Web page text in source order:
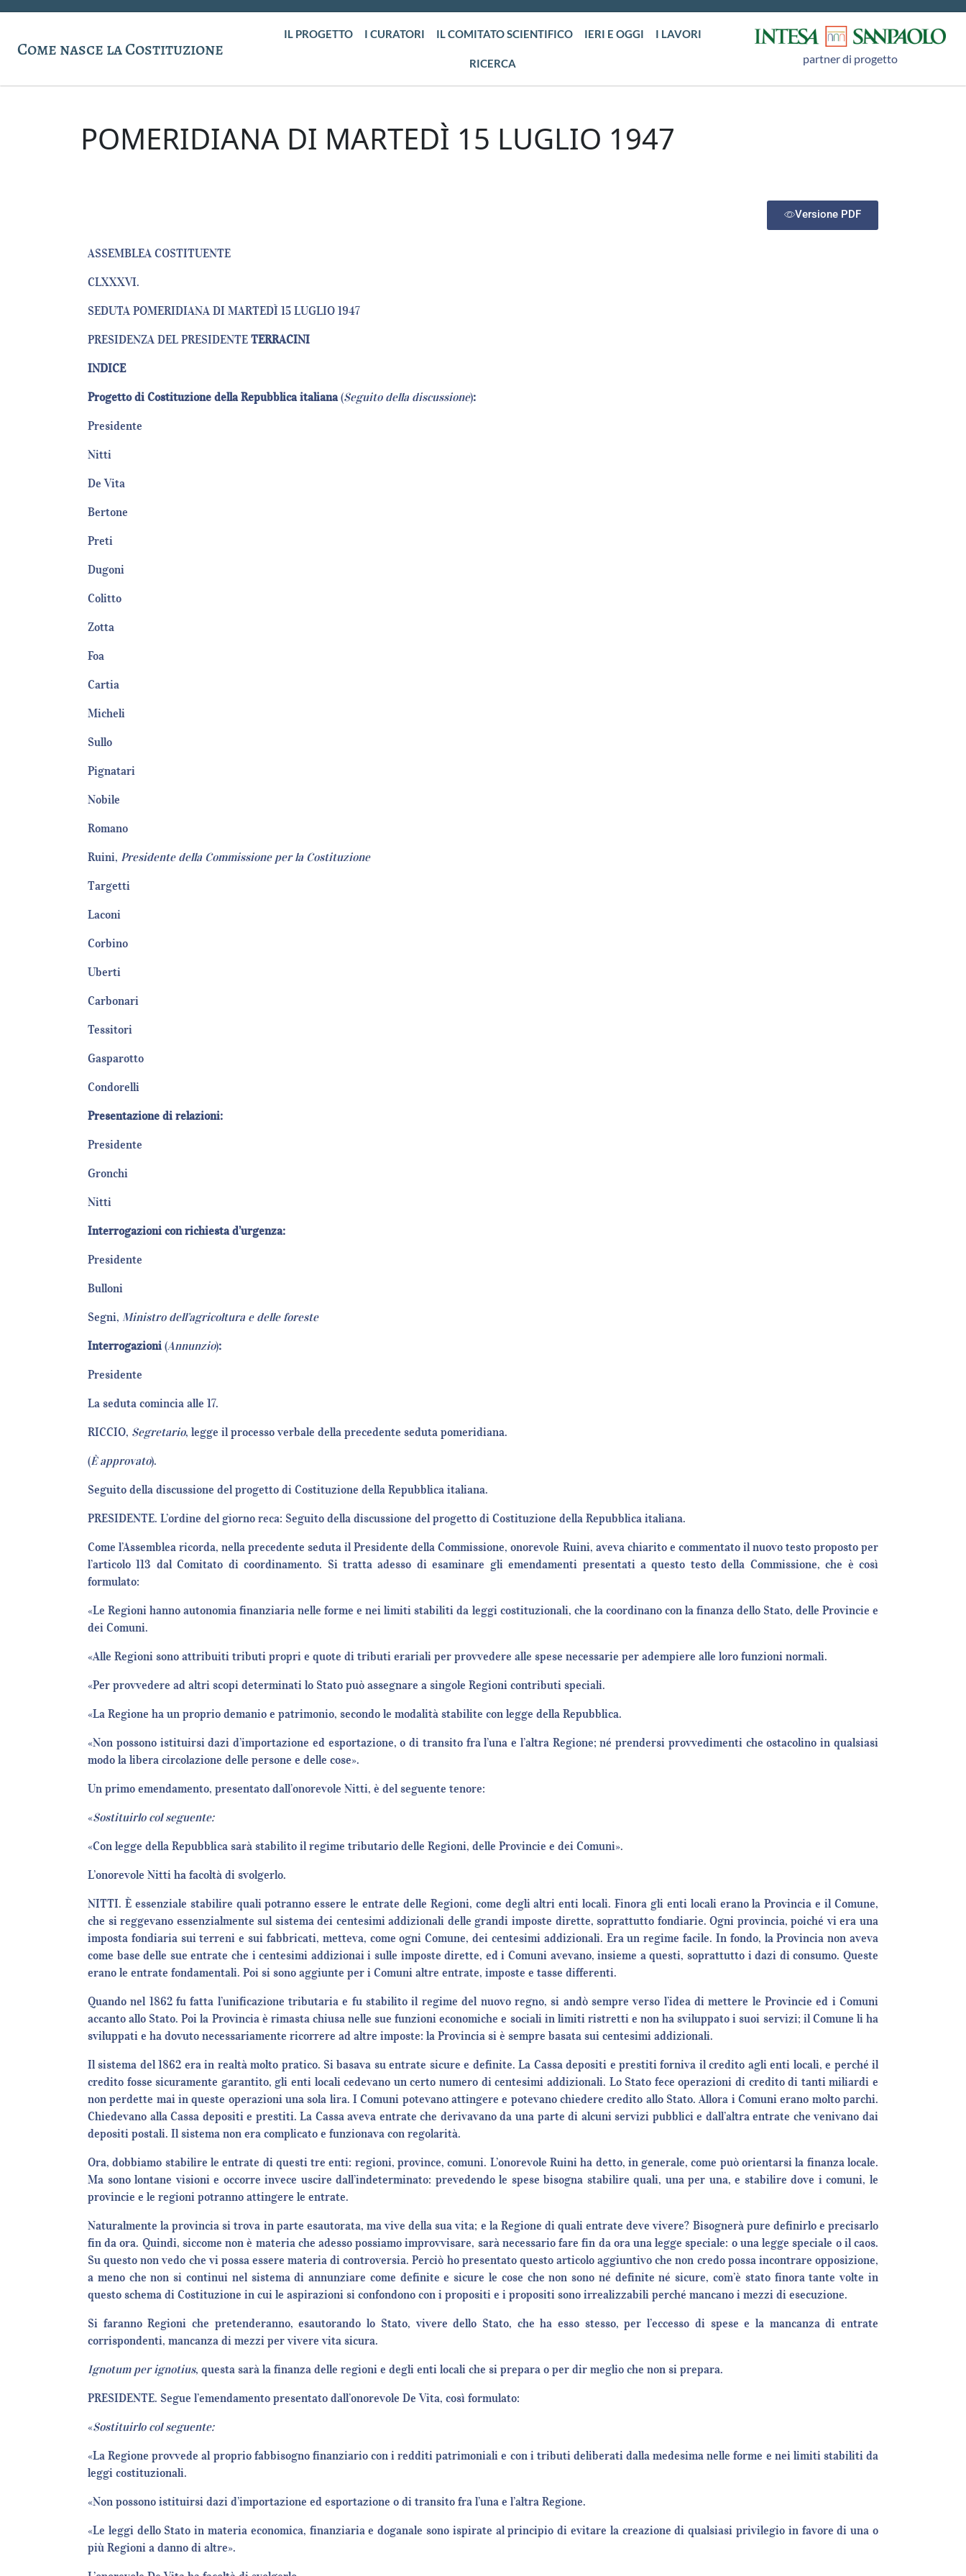
Come nasce la Costituzione
IL PROGETTO I CURATORI IL COMITATO SCIENTIFICO IERI E OGGI I LAVORI
RICERCA partner di progetto
POMERIDIANA DI MARTEDÌ 15 LUGLIO 1947
Versione PDF
ASSEMBLEA COSTITUENTE
CLXXXVI.
SEDUTA POMERIDIANA DI MARTEDÌ 15 LUGLIO 1947
PRESIDENZA DEL PRESIDENTE TERRACINI
INDICE
Progetto di Costituzione della Repubblica italiana(Seguito della discussione):
Presidente
Nitti
De Vita
Bertone
Preti
Dugoni
Colitto
Zotta
Foa
Cartia
Micheli
Sullo
Pignatari
Nobile
Romano
Ruini, Presidente della Commissione per la Costituzione
Targetti
Laconi
Corbino
Uberti
Carbonari
Tessitori
Gasparotto
Condorelli
Presentazione di relazioni:
Presidente
Gronchi
Nitti
Interrogazioni con richiesta d’urgenza:
Presidente
Bulloni
Segni, Ministro dell’agricoltura e delle foreste
Interrogazioni (Annunzio):
Presidente
La seduta comincia alle 17.
RICCIO, Segretario, legge il processo verbale della precedente seduta pomeridiana.
(È approvato).
Seguito della discussione del progetto di Costituzione della Repubblica italiana.
PRESIDENTE. L’ordine del giorno reca: Seguito della discussione del progetto di Costituzione della Repubblica italiana.
Come l’Assemblea ricorda, nella precedente seduta il Presidente della Commissione, onorevole Ruini, aveva chiarito e commentato il nuovo testo proposto per
l’articolo 113 dal Comitato di coordinamento. Si tratta adesso di esaminare gli emendamenti presentati a questo testo della Commissione, che è così
formulato:
«Le Regioni hanno autonomia finanziaria nelle forme e nei limiti stabiliti da leggi costituzionali, che la coordinano con la finanza dello Stato, delle Provincie e
dei Comuni.
«Alle Regioni sono attribuiti tributi propri e quote di tributi erariali per provvedere alle spese necessarie per adempiere alle loro funzioni normali.
«Per provvedere ad altri scopi determinati lo Stato può assegnare a singole Regioni contributi speciali.
«La Regione ha un proprio demanio e patrimonio, secondo le modalità stabilite con legge della Repubblica.
«Non possono istituirsi dazi d’importazione ed esportazione, o di transito fra l’una e l’altra Regione; né prendersi provvedimenti che ostacolino in qualsiasi
modo la libera circolazione delle persone e delle cose».
Un primo emendamento, presentato dall’onorevole Nitti, è del seguente tenore:
«Sostituirlo col seguente:
«Con legge della Repubblica sarà stabilito il regime tributario delle Regioni, delle Provincie e dei Comuni».
L’onorevole Nitti ha facoltà di svolgerlo.
NITTI. È essenziale stabilire quali potranno essere le entrate delle Regioni, come degli altri enti locali. Finora gli enti locali erano la Provincia e il Comune,
che si reggevano essenzialmente sul sistema dei centesimi addizionali delle grandi imposte dirette, soprattutto fondiarie. Ogni provincia, poiché vi era una
imposta fondiaria sui terreni e sui fabbricati, metteva, come ogni Comune, dei centesimi addizionali. Era un regime facile. In fondo, la Provincia non aveva
come base delle sue entrate che i centesimi addizionai i sulle imposte dirette, ed i Comuni avevano, insieme a questi, soprattutto i dazi di consumo. Queste
erano le entrate fondamentali. Poi si sono aggiunte per i Comuni altre entrate, imposte e tasse differenti.
Quando nel 1862 fu fatta l’unificazione tributaria e fu stabilito il regime del nuovo regno, si andò sempre verso l’idea di mettere le Provincie ed i Comuni
accanto allo Stato. Poi la Provincia è rimasta chiusa nelle sue funzioni economiche e sociali in limiti ristretti e non ha sviluppato i suoi servizi; il Comune li ha
sviluppati e ha dovuto necessariamente ricorrere ad altre imposte: la Provincia si è sempre basata sui centesimi addizionali.
Il sistema del 1862 era in realtà molto pratico. Si basava su entrate sicure e definite. La Cassa depositi e prestiti forniva il credito agli enti locali, e perché il
credito fosse sicuramente garantito, gli enti locali cedevano un certo numero di centesimi addizionali. Lo Stato fece operazioni di credito di tanti miliardi e
non perdette mai in queste operazioni una sola lira. I Comuni potevano attingere e potevano chiedere credito allo Stato. Allora i Comuni erano molto parchi.
Chiedevano alla Cassa depositi e prestiti. La Cassa aveva entrate che derivavano da una parte di alcuni servizi pubblici e dall’altra entrate che venivano dai
depositi postali. Il sistema non era complicato e funzionava con regolarità.
Ora, dobbiamo stabilire le entrate di questi tre enti: regioni, province, comuni. L’onorevole Ruini ha detto, in generale, come può orientarsi la finanza locale.
Ma sono lontane visioni e occorre invece uscire dall’indeterminato: prevedendo le spese bisogna stabilire quali, una per una, e stabilire dove i comuni, le
provincie e le regioni potranno attingere le entrate.
Naturalmente la provincia si trova in parte esautorata, ma vive della sua vita; e la Regione di quali entrate deve vivere? Bisognerà pure definirlo e precisarlo
fin da ora. Quindi, siccome non è materia che adesso possiamo improvvisare, sarà necessario fare fin da ora una legge speciale: o una legge speciale o il caos.
Su questo non vedo che vi possa essere materia di controversia. Perciò ho presentato questo articolo aggiuntivo che non credo possa incontrare opposizione,
a meno che non si continui nel sistema di annunziare come definite e sicure le cose che non sono né definite né sicure, com’è stato finora tante volte in
questo schema di Costituzione in cui le aspirazioni si confondono con i propositi e i propositi sono irrealizzabili perché mancano i mezzi di esecuzione.
Si faranno Regioni che pretenderanno, esautorando lo Stato, vivere dello Stato, che ha esso stesso, per l’eccesso di spese e la mancanza di entrate
corrispondenti, mancanza di mezzi per vivere vita sicura.
Ignotum per ignotius, questa sarà la finanza delle regioni e degli enti locali che si prepara o per dir meglio che non si prepara.
PRESIDENTE. Segue l’emendamento presentato dall’onorevole De Vita, così formulato:
«Sostituirlo col seguente:
«La Regione provvede al proprio fabbisogno finanziario con i redditi patrimoniali e con i tributi deliberati dalla medesima nelle forme e nei limiti stabiliti da
leggi costituzionali.
«Non possono istituirsi dazi d’importazione ed esportazione o di transito fra l’una e l’altra Regione.
«Le leggi dello Stato in materia economica, finanziaria e doganale sono ispirate al principio di evitare la creazione di qualsiasi privilegio in favore di una o
più Regioni a danno di altre».